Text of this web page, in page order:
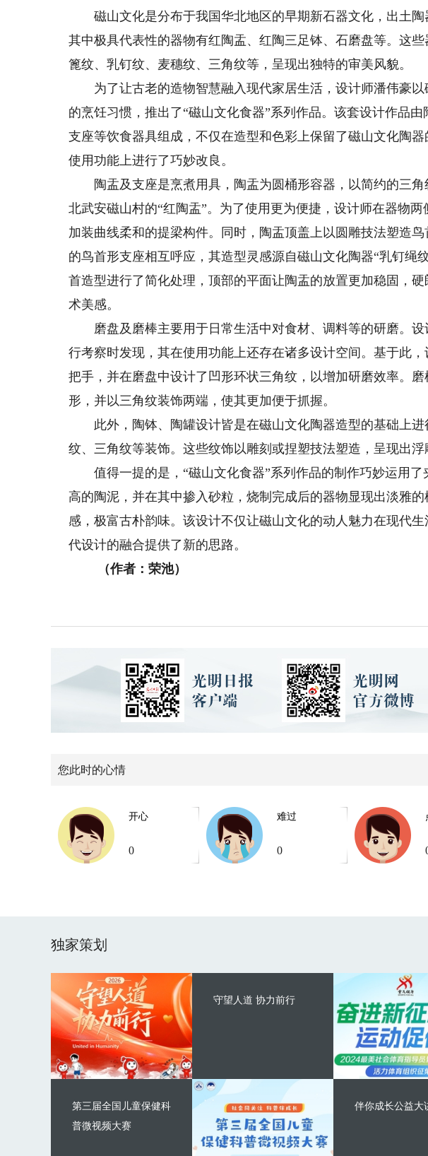
磁山文化是分布于我国华北地区的早期新石器文化，出土陶
其中极具代表性的器物有红陶盂、红陶三足钵、石磨盘等。这些
篦纹、乳钉纹、麦穗纹、三角纹等，呈现出独特的审美风貌。
为了让古老的造物智慧融入现代家居生活，设计师潘伟豪以
的烹饪习惯，推出了“磁山文化食器”系列作品。该套设计作品
支座等饮食器具组成，不仅在造型和色彩上保留了磁山文化陶
使用功能上进行了巧妙改良。
陶盂及支座是烹煮用具，陶盂为圆桶形容器，以简约的三角
北武安磁山村的“红陶盂”。为了使用更为便捷，设计师在器物两
加装曲线柔和的提梁构件。同时，陶盂顶盖上以圆雕技法塑造
的鸟首形支座相互呼应，其造型灵感源自磁山文化陶器“乳钉绳
首造型进行了简化处理，顶部的平面让陶盂的放置更加稳固，
术美感。
磨盘及磨棒主要用于日常生活中对食材、调料等的研磨。设
行考察时发现，其在使用功能上还存在诸多设计空间。基于此
把手，并在磨盘中设计了凹形环状三角纹，以增加研磨效率。
形，并以三角纹装饰两端，使其更加便于抓握。
此外，陶钵、陶罐设计皆是在磁山文化陶器造型的基础上进
纹、三角纹等装饰。这些纹饰以雕刻或捏塑技法塑造，呈现出浮
值得一提的是，“磁山文化食器”系列作品的制作巧妙运用了
高的陶泥，并在其中掺入砂粒，烧制完成后的器物显现出淡雅
感，极富古朴韵味。该设计不仅让磁山文化的动人魅力在现代
代设计的融合提供了新的思路。
（作者：荣池）
您此时的心情
开心
0
难过
0
独家策划
守望人道 协力前行
第三届全国儿童保健科
普微视频大赛
伴你成长公益大